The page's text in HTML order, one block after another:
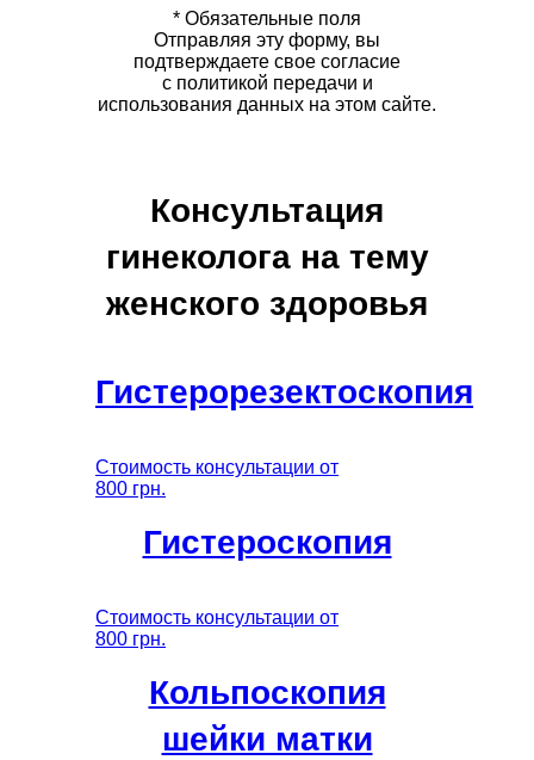
* Обязательные поля
Отправляя эту форму, вы
подтверждаете свое согласие
с политикой передачи и
использования данных на этом сайте.
Консультация
гинеколога на тему
женского здоровья
Гистерорезектоскопия
Стоимость консультации от
800 грн.
Гистероскопия
Стоимость консультации от
800 грн.
Кольпоскопия
шейки матки